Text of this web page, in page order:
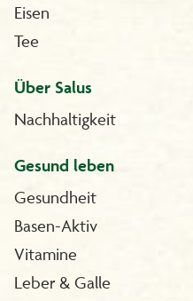
Eisen
Tee
Über Salus
Nachhaltigkeit
Gesund leben
Gesundheit
Basen-Aktiv
Vitamine
Leber & Galle